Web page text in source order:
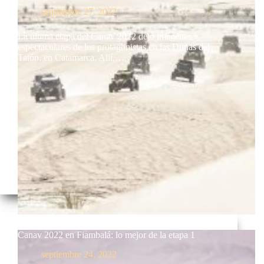
septiembre 27, 2022
La última etapa del Canav 2022 dejó imágenes
espectaculares de los protagonistas en las Dunas del
Tatón, en Catamarca. Allí,…
Canav 2022 en Fiambalá: lo mejor de la etapa 1
septiembre 24, 2022